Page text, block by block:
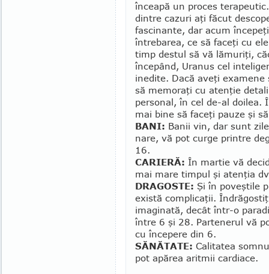
înceapă un proces
dintre cazuri aţi făcut
fascinante, dar acum
în­tre­barea, ce să faceţi cu
timp destul să vă lămuriţi,
începând, Uranus cel
inedite. Dacă aveţi
să memoraţi cu atenţie
personal, în cel de-al
mai bine să faceţi pauze şi
BANI: Banii vin, dar sunt
nare, vă pot curge printre
16.
CARIERĂ: În martie vă
mai mare timpul şi atenţia
DRAGOSTE: Şi în poveştile
există com­pli­caţii.
imaginată, decât într-o
între 6 şi 28. Partenerul vă
cu începere din 6.
SĂNĂTATE: Calitatea
pot apă­rea aritmii cardiace.